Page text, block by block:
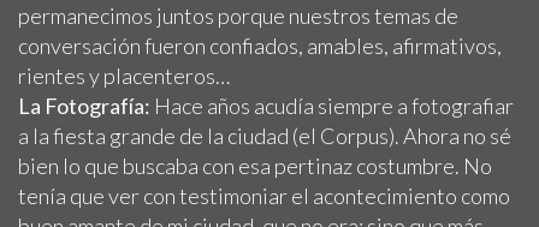
permanecimos juntos porque nuestros temas de
conversación fueron confiados, amables, afirmativos,
rientes y placenteros…
La Fotografía: Hace años acudía siempre a fotografiar
a la fiesta grande de la ciudad (el Corpus). Ahora no sé
bien lo que buscaba con esa pertinaz costumbre. No
tenía que ver con testimoniar el acontecimiento como